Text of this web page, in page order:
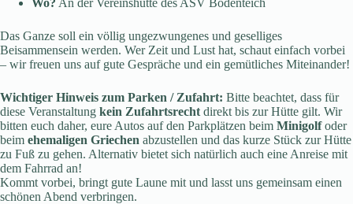
Wo? An der Vereinshütte des ASV Bodenteich
Das Ganze soll ein völlig ungezwungenes und geselliges
Beisammensein werden. Wer Zeit und Lust hat, schaut einfach vorbei
– wir freuen uns auf gute Gespräche und ein gemütliches Miteinander!
Wichtiger Hinweis zum Parken / Zufahrt: Bitte beachtet, dass für
diese Veranstaltung kein Zufahrtsrecht direkt bis zur Hütte gilt. Wir
bitten euch daher, eure Autos auf den Parkplätzen beim Minigolfoder
beim ehemaligen Griechen abzustellen und das kurze Stück zur Hütte
zu Fuß zu gehen. Alternativ bietet sich natürlich auch eine Anreise mit
dem Fahrrad an!
Kommt vorbei, bringt gute Laune mit und lasst uns gemeinsam einen
schönen Abend verbringen.